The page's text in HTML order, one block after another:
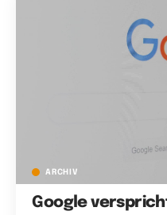
ARCHIV
Google